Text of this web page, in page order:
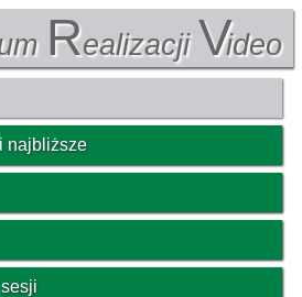
Realizacji Video
najbliższe